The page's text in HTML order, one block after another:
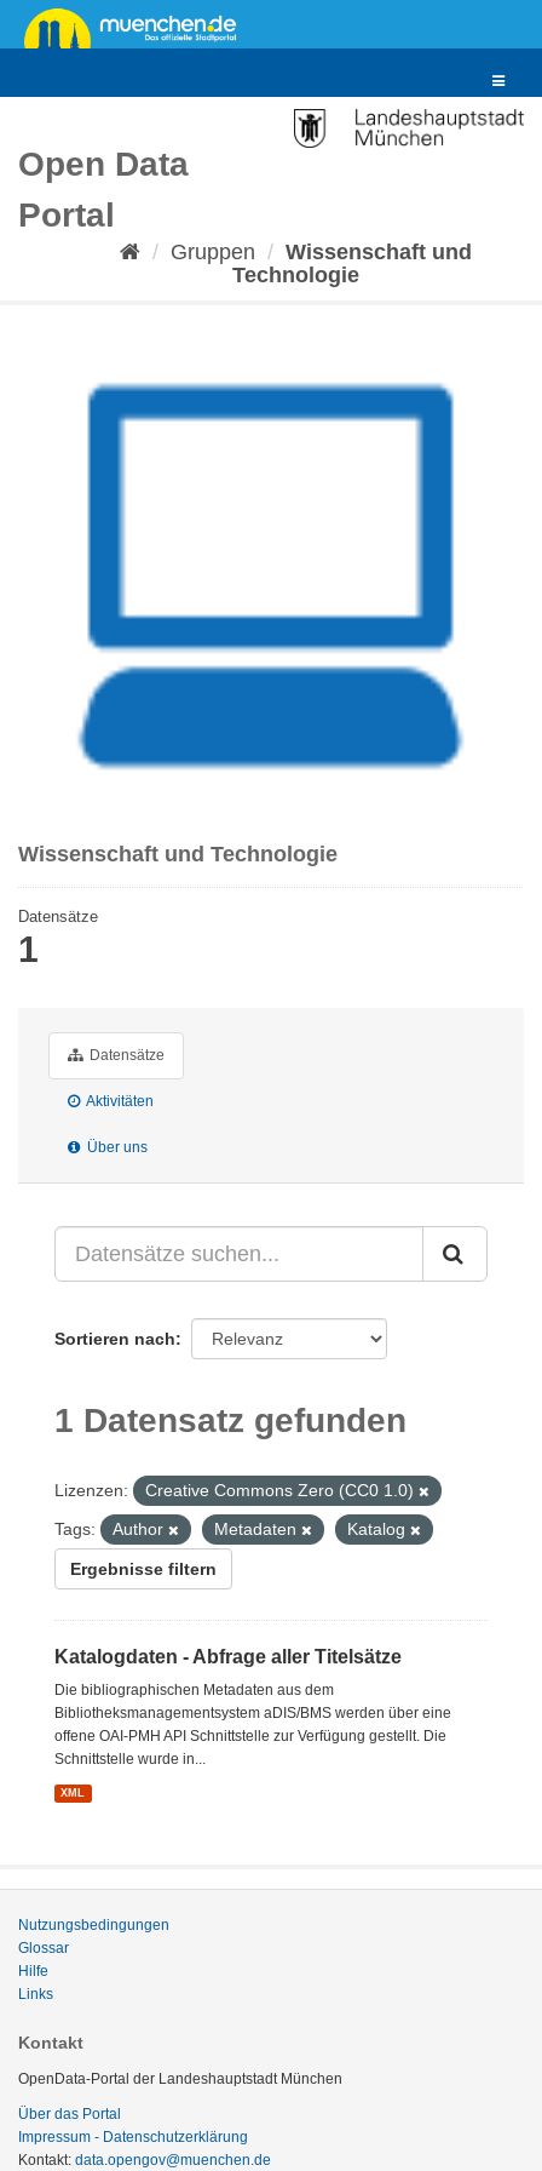
Überspringen
zum
Toggle
Open Data
Portal
Gruppen
Wissenschaft und
Technologie
Wissenschaft und Technologie
Datensätze
1
Datensätze
Aktivitäten
Über uns
Sortieren nach
1 Datensatz gefunden
Lizenzen:
Creative Commons Zero (CC0 1.0)
Tags:
Author Metadaten Katalog
Ergebnisse filtern
Katalogdaten - Abfrage aller Titelsätze
Die bibliographischen Metadaten aus dem
Bibliotheksmanagementsystem aDIS/BMS werden über eine
offene OAI-PMH API Schnittstelle zur Verfügung gestellt. Die
Schnittstelle wurde in...
XML
Nutzungsbedingungen
Glossar
Hilfe
Links
Kontakt
OpenData-Portal der Landeshauptstadt München
Über das Portal
Impressum - Datenschutzerklärung
Kontakt: data.opengov@muenchen.de